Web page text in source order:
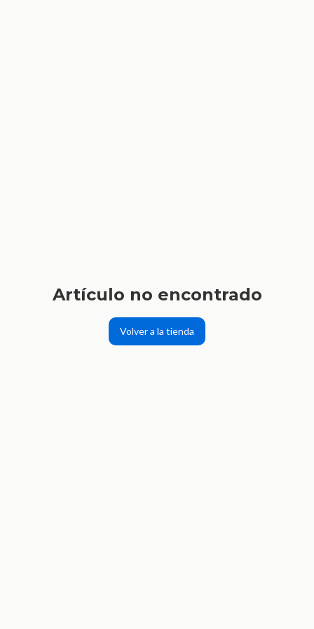
Artículo no encontrado
Volver a la tienda